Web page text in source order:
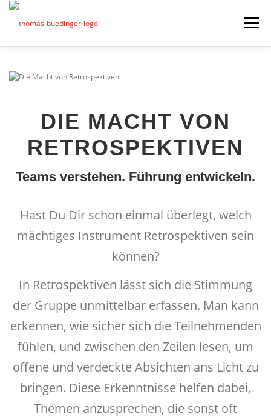
Zum
springen
Menü
Mein Angebot
Beiträge
Über mich
Presse
DIE MACHT VON
RETROSPEKTIVEN
Teams verstehen. Führung entwickeln.
Hast Du Dir schon einmal überlegt, welch
mächtiges Instrument Retrospektiven sein
können?
In Retrospektiven lässt sich die Stimmung
der Gruppe unmittelbar erfassen. Man kann
erkennen, wie sicher sich die Teilnehmenden
fühlen, und zwischen den Zeilen lesen, um
offene und verdeckte Absichten ans Licht zu
bringen. Diese Erkenntnisse helfen dabei,
Themen anzusprechen, die sonst oft